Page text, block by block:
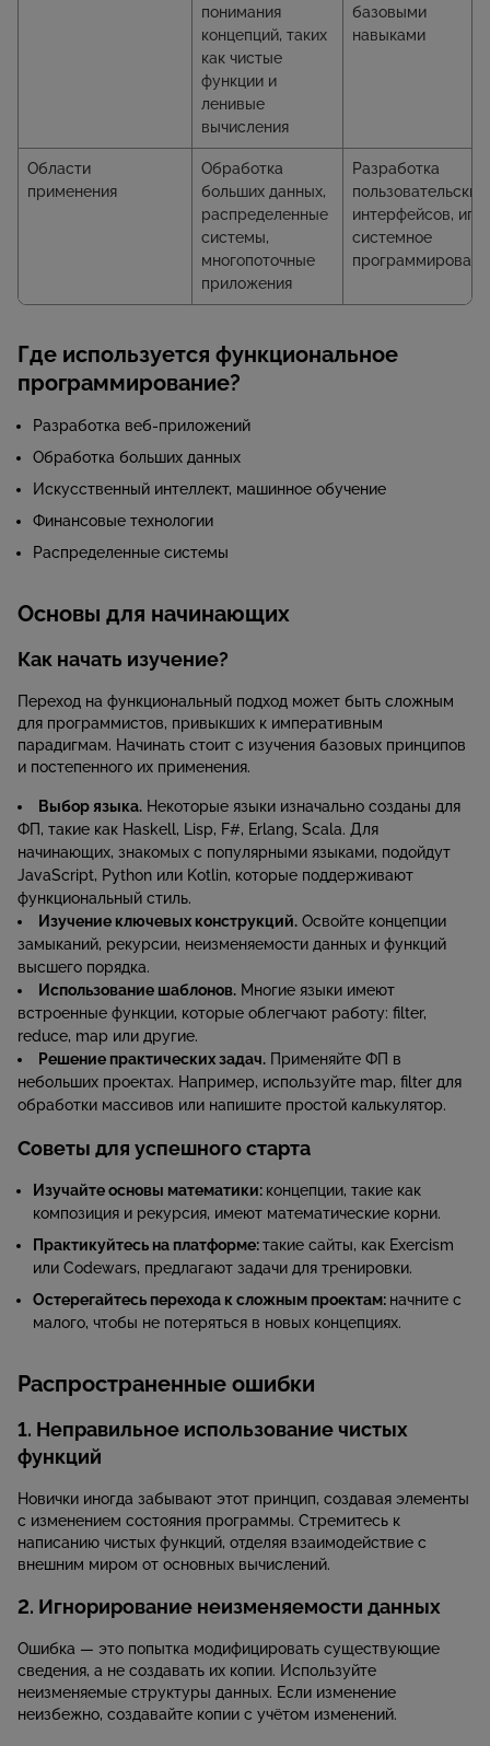
понимания
концепций, таких
как чистые
функции и
ленивые
вычисления
базовыми
навыками
Области
применения
Обработка
больших данных,
распределенные
системы,
многопоточные
приложения
Разработка
пользовательских
интерфейсов, игр,
системное
Где используется функциональное
программирование?
Разработка веб-приложений
Обработка больших данных
Искусственный интеллект, машинное обучение
Финансовые технологии
Распределенные системы
Основы для начинающих
Как начать изучение?
Переход на функциональный подход может быть сложным
для программистов, привыкших к императивным
парадигмам. Начинать стоит с изучения базовых принципов
и постепенного их применения.
Выбор языка. Некоторые языки изначально созданы для
ФП, такие как Haskell, Lisp, F#, Erlang, Scala. Для
начинающих, знакомых с популярными языками, подойдут
JavaScript, Python или Kotlin, которые поддерживают
функциональный стиль.
Изучение ключевых конструкций. Освойте концепции
замыканий, рекурсии, неизменяемости данных и функций
высшего порядка.
Использование шаблонов. Многие языки имеют
встроенные функции, которые облегчают работу: filter,
reduce, map или другие.
Решение практических задач. Применяйте ФП в
небольших проектах. Например, используйте map, filter для
обработки массивов или напишите простой калькулятор.
Советы для успешного старта
Изучайте основы математики: концепции, такие как
композиция и рекурсия, имеют математические корни.
Практикуйтесь на платформе:такие сайты, как Exercism
или Codewars, предлагают задачи для тренировки.
Остерегайтесь перехода к сложным проектам: начните с
малого, чтобы не потеряться в новых концепциях.
Распространенные ошибки
1. Неправильное использование чистых
функций
Новички иногда забывают этот принцип, создавая элементы
с изменением состояния программы. Стремитесь к
написанию чистых функций, отделяя взаимодействие с
внешним миром от основных вычислений.
2. Игнорирование неизменяемости данных
Ошибка — это попытка модифицировать существующие
сведения, а не создавать их копии. Используйте
неизменяемые структуры данных. Если изменение
неизбежно, создавайте копии с учётом изменений.